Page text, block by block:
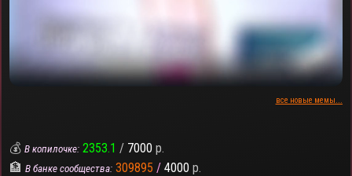
все новые мемы...
💰В копилочке: 2353.1 / 7000 р.
🏦В банке сообщества: 309895 / 4000 р.